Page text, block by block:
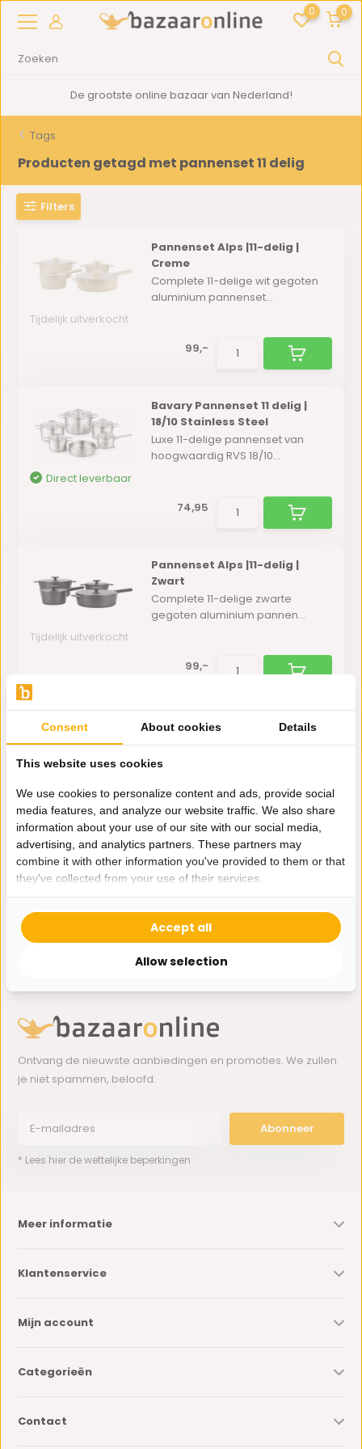
0 0
De grootste online bazaar van Nederland!
Tags
Producten getagd met pannenset 11 delig
Filters
Pannenset Alps |11-delig |
Creme
Complete 11-delige wit gegoten
aluminium pannenset...
Tijdelijk uitverkocht
99,-
Bavary Pannenset 11 delig |
18/10 Stainless Steel
Luxe 11-delige pannenset van
hoogwaardig RVS 18/10...
Direct leverbaar
74,95
Pannenset Alps |11-delig |
Zwart
Complete 11-delige zwarte
gegoten aluminium pannen...
Tijdelijk uitverkocht
99,-
Hulp nodig?
Wij zitten voor je klaar.
0162-231130
klantenservice@bazaaronline.nl
Ontvang de nieuwste aanbiedingen en promoties. We zullen
je niet spammen, beloofd.
Abonneer
* Lees hier de wettelijke beperkingen
Meer informatie
Klantenservice
Mijn account
Categorieën
Contact
Consent About cookies Details
This website uses cookies
We use cookies to personalize content and ads, provide social
media features, and analyze our website traffic. We also share
information about your use of our site with our social media,
advertising, and analytics partners. These partners may
combine it with other information you've provided to them or that
they've collected from your use of their services.
Allow selection
Accept all